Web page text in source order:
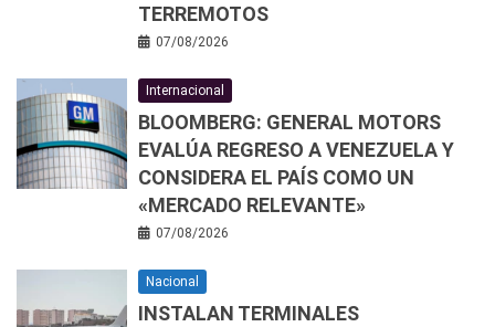
TERREMOTOS
07/08/2026
Internacional
BLOOMBERG: GENERAL MOTORS
EVALÚA REGRESO A VENEZUELA Y
CONSIDERA EL PAÍS COMO UN
«MERCADO RELEVANTE»
07/08/2026
Nacional
INSTALAN TERMINALES